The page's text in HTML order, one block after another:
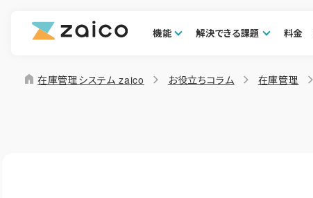
機能 解決できる課題 料金
home 在庫管理システム zaico お役立ちコラム 在庫管理